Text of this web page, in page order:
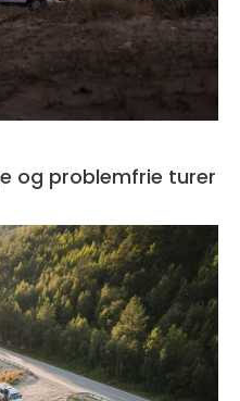
og problemfrie turer